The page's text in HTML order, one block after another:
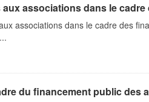
associations dans le
associations dans le cadre des
du financement public des